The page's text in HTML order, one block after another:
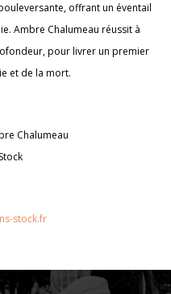
offrant un éventail
Ambre Chalumeau réussit à
pour livrer un premier
et de la mort.
Chalumeau
stock.fr